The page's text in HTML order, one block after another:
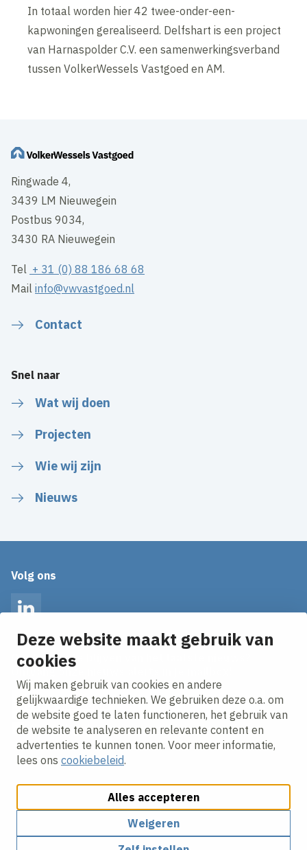
Deze website maakt gebruik van
cookies
Wij maken gebruik van cookies en andere
gelijkwaardige technieken. We gebruiken deze o.a. om
de website goed te laten functioneren, het gebruik van
de website te analyseren en relevante content en
advertenties te kunnen tonen. Voor meer informatie,
lees ons cookiebeleid.
Alles accepteren
Weigeren
In totaal worden hier 42 twee-onder-een-
kapwoningen gerealiseerd. Delfshart is een project
van Harnaspolder C.V. een samenwerkingsverband
tussen VolkerWessels Vastgoed en AM.
Ringwade 4,
3439 LM Nieuwegein
Postbus 9034,
3430 RA Nieuwegein
Tel + 31 (0) 88 186 68 68
Mailinfo@vwvastgoed.nl
Contact
Snel naar
Wat wij doen
Projecten
Wie wij zijn
Nieuws
Volg ons
Op de hoogte blijven van het laatste nieuws?
E-mailadres
Ik ga akkoord met hetprivacy statement.
Cookies aanpassenCookie beleidPrivacy policy